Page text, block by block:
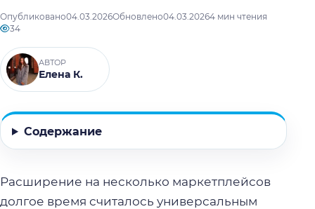
Опубликовано04.03.2026Обновлено04.03.20264 мин чтения
34
АВТОР
Елена К.
Содержание
Расширение на несколько маркетплейсов
долгое время считалось универсальным